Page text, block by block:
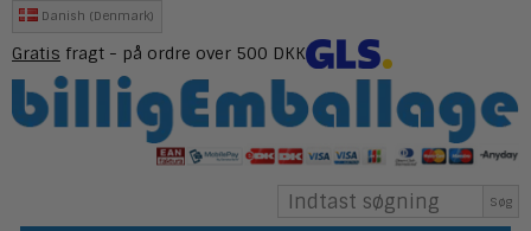
Danish (Denmark)
Gratis fragt - på ordre over 500 DKK
Søg